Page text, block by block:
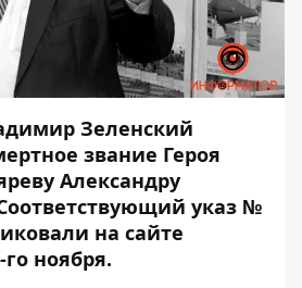
Зеленский
звание Героя
Александру
указ №
на сайте
ноября.